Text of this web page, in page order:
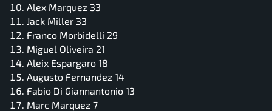
Alex Marquez 33
Jack Miller 33
Franco Morbidelli 29
Miguel Oliveira 21
Aleix Espargaro 18
Augusto Fernandez 14
Fabio Di Giannantonio 13
Marc Marquez 7